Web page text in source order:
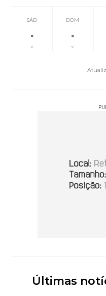
SÁB
°
°
DOM
°
°
Últimas